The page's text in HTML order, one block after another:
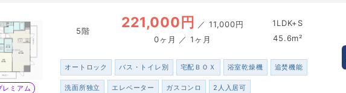
レミアム
5階 221,000円 ／ 11,000円
0ヶ月 ／ 1ヶ月
1LDK+S
45.6m²
オートロック バス・トイレ別 宅配ＢＯＸ 浴室乾燥機 追焚機能
洗面所独立 エレベーター ガスコンロ 2人入居可